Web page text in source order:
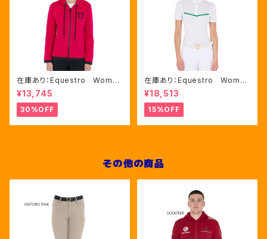
在庫あり：Equestro Wome
n's インターロックフロントジ
ップ フーディ ピンク・ブルー
2色（ETW00046）
¥13,745
30%OFF
在庫あり：Equestro Wome
n's レース風競技用シャツ
Mサイズのみ（ETW00221）
¥18,513
15%OFF
その他の商品